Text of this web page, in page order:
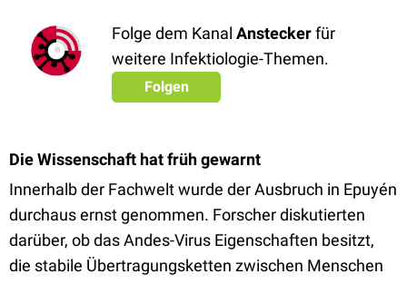
Folge dem Kanal Ansteckerfür
weitere Infektiologie-Themen.
Folgen
Die Wissenschaft hat früh gewarnt
Innerhalb der Fachwelt wurde der Ausbruch in Epuyén
durchaus ernst genommen. Forscher diskutierten
darüber, ob das Andes-Virus Eigenschaften besitzt,
die stabile Übertragungsketten zwischen Menschen